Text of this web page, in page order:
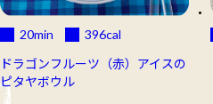
20min 396cal
ドラゴンフルーツ（赤）アイスの
ピタヤボウル